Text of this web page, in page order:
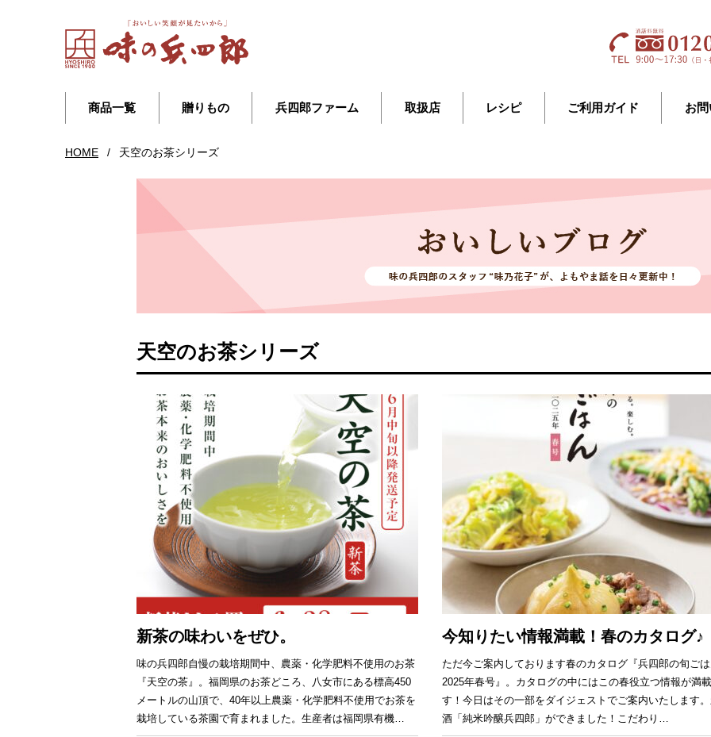
商品一覧 贈りもの 兵四郎ファーム 取扱店 レシピ ご利用ガイド お
HOME / 天空のお茶シリーズ
天空のお茶シリーズ
新茶の味わいをぜひ。
味の兵四郎自慢の栽培期間中、農薬・化学肥料不使用のお茶
『天空の茶』。福岡県のお茶どころ、八女市にある標高450
メートルの山頂で、40年以上農薬・化学肥料不使用でお茶を
栽培している茶園で育まれました。生産者は福岡県有機…
今知りたい情報満載！春のカタログ♪
ただ今ご案内しております春のカタログ『兵四郎の旬ご
2025年春号』。カタログの中にはこの春役立つ情報が満
す！今日はその一部をダイジェストでご案内いたします
酒「純米吟醸兵四郎」ができました！こだわり…